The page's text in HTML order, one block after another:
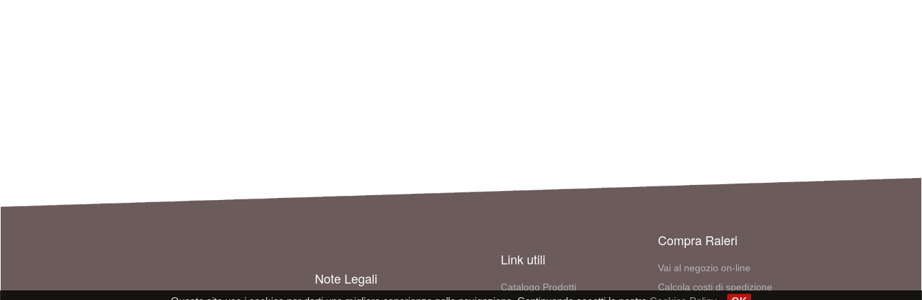
Note Legali
Link utili
Catalogo Prodotti
Compra Raleri
Vai al negozio on-line
Calcola costi di spedizione